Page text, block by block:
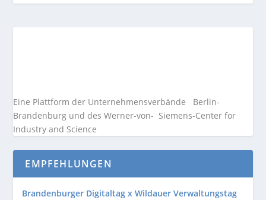
Eine Plattform der Unternehmensverbände Berlin-
Brandenburg und des Werner-von- Siemens-Center for
Industry and Science
EMPFEHLUNGEN
Brandenburger Digitaltag x Wildauer Verwaltungstag